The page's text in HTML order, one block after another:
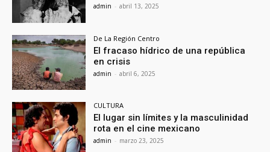
admin - abril 13, 2025
De La Región Centro
El fracaso hídrico de una república
en crisis
admin - abril 6, 2025
CULTURA
El lugar sin límites y la masculinidad
rota en el cine mexicano
admin - marzo 23, 2025